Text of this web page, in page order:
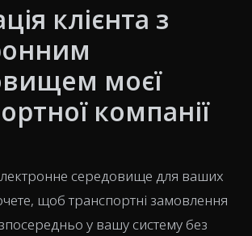
клієнта з
моєї
компанії
середовище для ваших
щоб транспортні замовлення
у вашу систему без